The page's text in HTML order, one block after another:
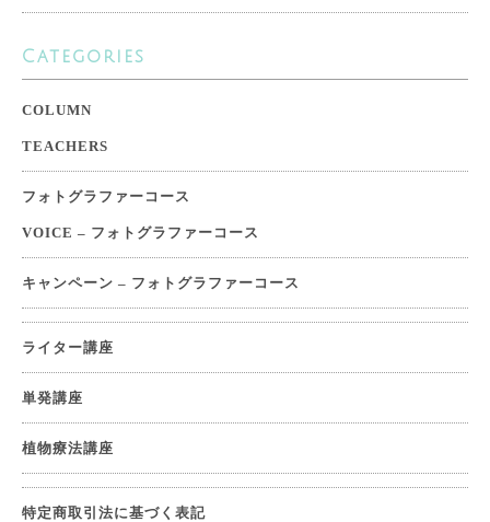
Categories
COLUMN
TEACHERS
フォトグラファーコース
VOICE – フォトグラファーコース
キャンペーン – フォトグラファーコース
ライター講座
単発講座
植物療法講座
特定商取引法に基づく表記